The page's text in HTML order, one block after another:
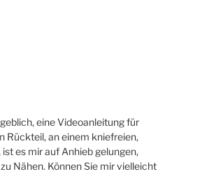
eine Video­an­lei­tung für
Rück­teil, an einem knie­frei­en,
es mir auf Anhieb gelun­gen,
Nähen. Kön­nen Sie mir viel­leicht